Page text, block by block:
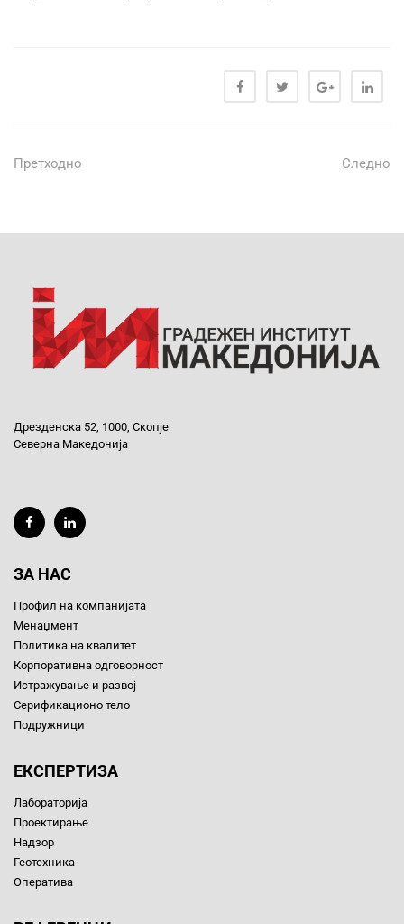
Претходно Следно
Дрезденска 52, 1000, Скопје
Северна Македонија
ЗА НАС
Профил на компанијата
Менаџмент
Политика на квалитет
Корпоративна одговорност
Истражување и развој
Серификационо тело
Подружници
ЕКСПЕРТИЗА
Лабораторија
Проектирање
Надзор
Геотехника
Оператива